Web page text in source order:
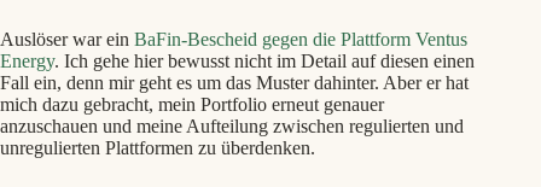
Auslöser war ein BaFin-Bescheid gegen die Plattform Ventus
Energy. Ich gehe hier bewusst nicht im Detail auf diesen einen
Fall ein, denn mir geht es um das Muster dahinter. Aber er hat
mich dazu gebracht, mein Portfolio erneut genauer
anzuschauen und meine Aufteilung zwischen regulierten und
unregulierten Plattformen zu überdenken.